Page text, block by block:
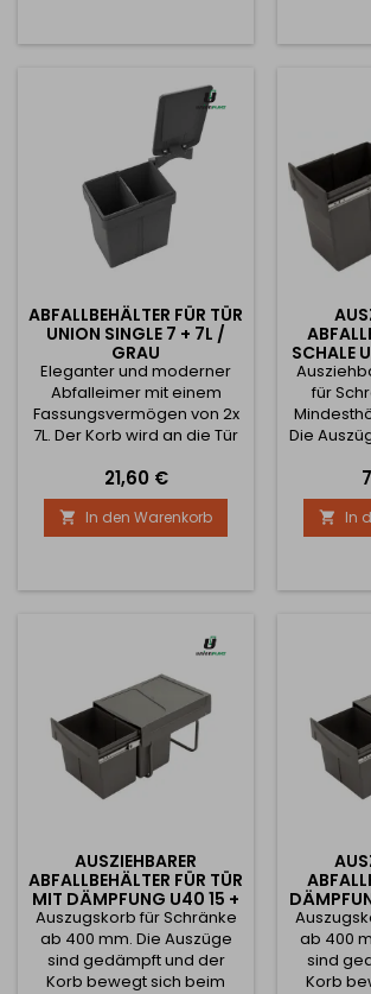
ABFALLBEHÄLTER FÜR TÜR
UNION SINGLE 7 + 7L /
GRAU
Eleganter und moderner
Abfalleimer mit einem
Fassungsvermögen von 2x
7L. Der Korb wird an die Tür
geöffnet wird, öffnet sich
der Korb. Das Paket enthält
auch eine Schablone für
die Montage
Preis
21,60 €
 In den Warenkorb
SCHALE
U30
für
Die
Liter-
werden.
voll
 In
AUSZIEHBARER
ABFALLBEHÄLTER FÜR TÜR
MIT DÄMPFUNG U40 15 +
15L / GRAU
Auszugskorb für Schränke
ab 400 mm. Die Auszüge
sind gedämpft und der
Korb bewegt sich beim
ab 400
sind
Korb